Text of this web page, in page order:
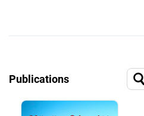
Publications